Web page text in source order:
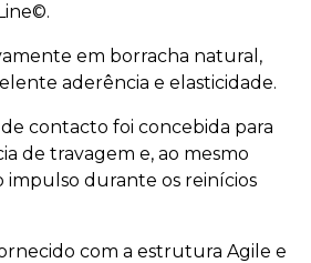
em borracha natural,
aderência e elasticidade.
contacto foi concebida para
de travagem e, ao mesmo
impulso durante os reinícios
com a estrutura Agile e